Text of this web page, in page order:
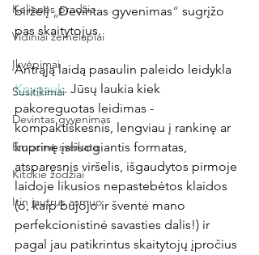
Kelionės pradžia
Vidiniai žemėlapiai
Įkvėpimai
Susitikimai
Devintas gyvenimas
Emocinė sveikata
Kitokie žodžiai
Itin jautrus asmuo
birželį „Devintas gyvenimas“ sugrįžo
pas skaitytojus.
Antrąją laidą pasaulin paleido leidykla
Knygauk. Jūsų laukia kiek
pakoreguotas leidimas -
kompaktiškesnis, lengviau į rankinę ar
kuprinę įsliuogiantis formatas,
atsparesnis viršelis, išgaudytos pirmoje
laidoje likusios nepastebėtos klaidos
(o, kaip bujojo ir šventė mano
perfekcionistinė savasties dalis!) ir
pagal jau patikrintus skaitytojų įpročius